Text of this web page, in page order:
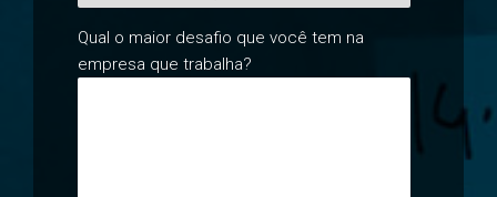
Qual o maior desafio que você tem na
empresa que trabalha?